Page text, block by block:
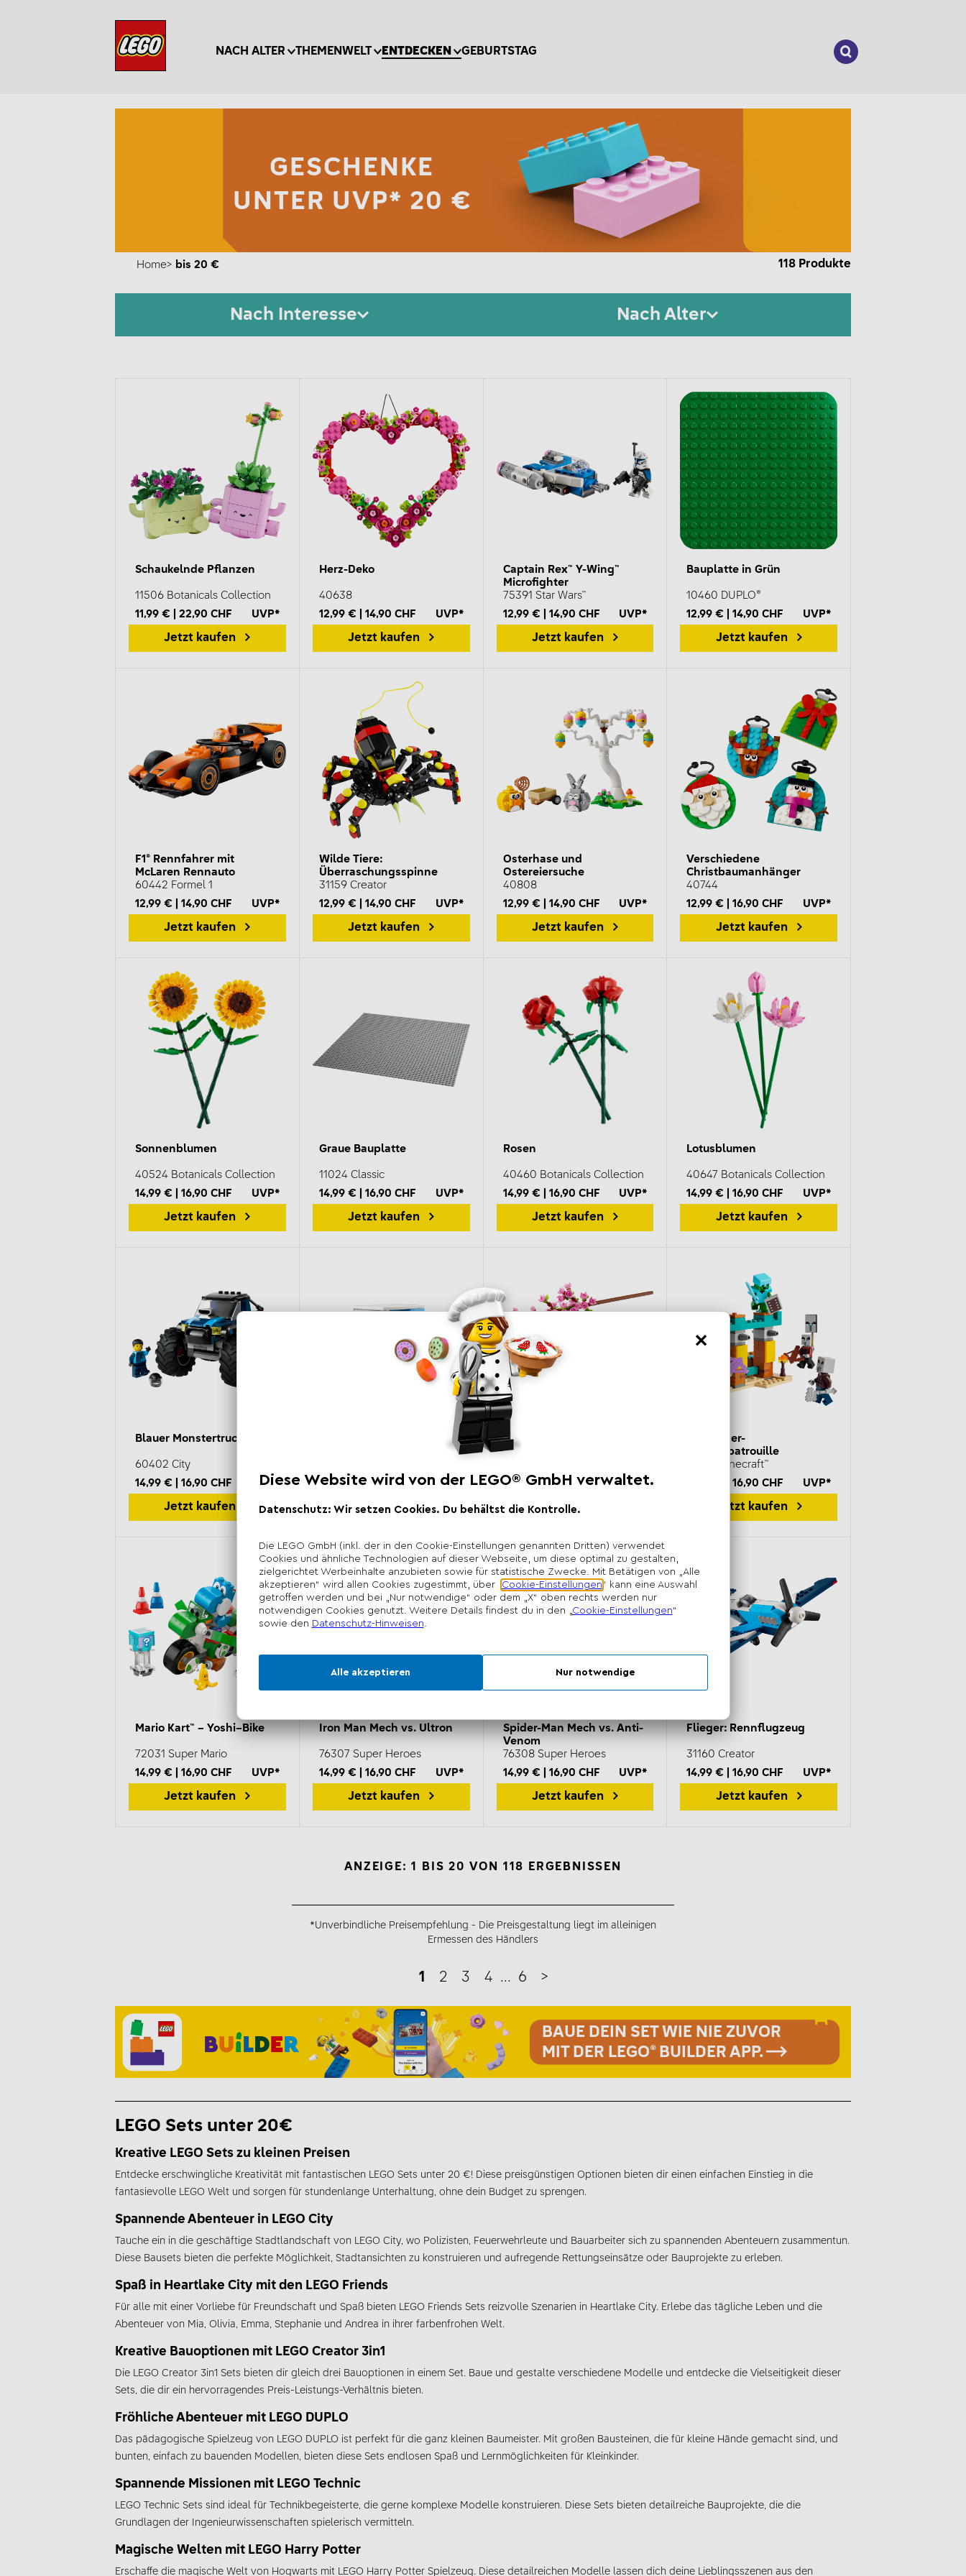
NACH ALTER THEMENWELT ENTDECKEN GEBURTSTAG
Suchen
GESCHENKE
UNTER UVP* 20 €
Home bis 20 € 118 Produkte
Nach Interesse Nach Alter
Schaukelnde Pflanzen
11506 Botanicals Collection
11,99 € | 22,90 CHF
UVP*
Jetzt kaufen
Herz-Deko
40638
12,99 € | 14,90 CHF
UVP*
Jetzt kaufen
Captain Rex™ Y-Wing™
Microfighter
75391 Star Wars™
12,99 € | 14,90 CHF
UVP*
Jetzt kaufen
Bauplatte in Grün
10460 DUPLO®
12,99 € | 14,90 CHF
UVP*
Jetzt kaufen
F1® Rennfahrer mit
McLaren Rennauto
60442 Formel 1
12,99 € | 14,90 CHF
UVP*
Jetzt kaufen
Wilde Tiere:
Überraschungsspinne
31159 Creator
12,99 € | 14,90 CHF
UVP*
Jetzt kaufen
Osterhase und
Ostereiersuche
40808
12,99 € | 14,90 CHF
UVP*
Jetzt kaufen
Verschiedene
Christbaumanhänger
40744
12,99 € | 16,90 CHF
UVP*
Jetzt kaufen
Sonnenblumen
40524 Botanicals Collection
14,99 € | 16,90 CHF
UVP*
Jetzt kaufen
Graue Bauplatte
11024 Classic
14,99 € | 16,90 CHF
UVP*
Jetzt kaufen
Rosen
40460 Botanicals Collection
14,99 € | 16,90 CHF
UVP*
Jetzt kaufen
Lotusblumen
40647 Botanicals Collection
14,99 € | 16,90 CHF
UVP*
Jetzt kaufen
Blauer Monstertruck
60402 City
14,99 € | 16,90 CHF
UVP*
Jetzt kaufen
14,99 € | 17,90 CHF
UVP*
Jetzt kaufen
Kirschblüten
14,99 € | 16,90 CHF
UVP*
Jetzt kaufen
Die Illager-
Wüstenpatrouille
21267 Minecraft™
14,99 € | 16,90 CHF
UVP*
Jetzt kaufen
Mario Kart™ – Yoshi–Bike
72031 Super Mario
14,99 € | 16,90 CHF
UVP*
Jetzt kaufen
Iron Man Mech vs. Ultron
76307 Super Heroes
14,99 € | 16,90 CHF
UVP*
Jetzt kaufen
Spider-Man Mech vs. Anti-
Venom
76308 Super Heroes
14,99 € | 16,90 CHF
UVP*
Jetzt kaufen
Flieger: Rennflugzeug
31160 Creator
14,99 € | 16,90 CHF
UVP*
Jetzt kaufen
ANZEIGE: 1 BIS 20 VON 118 ERGEBNISSEN
*Unverbindliche Preisempfehlung - Die Preisgestaltung liegt im alleinigen
Ermessen des Händlers
1 2 3 4 ... 6 >
BAUE DEIN SET WIE NIE ZUVOR
MIT DER LEGO® BUILDER APP.
LEGO Sets unter 20€
Kreative LEGO Sets zu kleinen Preisen
Entdecke erschwingliche Kreativität mit fantastischen LEGO Sets unter 20 €! Diese preisgünstigen Optionen bieten dir einen einfachen Einstieg in die
fantasievolle LEGO Welt und sorgen für stundenlange Unterhaltung, ohne dein Budget zu sprengen.
Spannende Abenteuer in LEGO City
Tauche ein in die geschäftige Stadtlandschaft von LEGO City, wo Polizisten, Feuerwehrleute und Bauarbeiter sich zu spannenden Abenteuern zusammentun.
Diese Bausets bieten die perfekte Möglichkeit, Stadtansichten zu konstruieren und aufregende Rettungseinsätze oder Bauprojekte zu erleben.
Spaß in Heartlake City mit den LEGO Friends
Für alle mit einer Vorliebe für Freundschaft und Spaß bieten LEGO Friends Sets reizvolle Szenarien in Heartlake City. Erlebe das tägliche Leben und die
Abenteuer von Mia, Olivia, Emma, Stephanie und Andrea in ihrer farbenfrohen Welt.
Kreative Bauoptionen mit LEGO Creator 3in1
Die LEGO Creator 3in1 Sets bieten dir gleich drei Bauoptionen in einem Set. Baue und gestalte verschiedene Modelle und entdecke die Vielseitigkeit dieser
Sets, die dir ein hervorragendes Preis-Leistungs-Verhältnis bieten.
Fröhliche Abenteuer mit LEGO DUPLO
Das pädagogische Spielzeug von LEGO DUPLO ist perfekt für die ganz kleinen Baumeister. Mit großen Bausteinen, die für kleine Hände gemacht sind, und
bunten, einfach zu bauenden Modellen, bieten diese Sets endlosen Spaß und Lernmöglichkeiten für Kleinkinder.
Spannende Missionen mit LEGO Technic
LEGO Technic Sets sind ideal für Technikbegeisterte, die gerne komplexe Modelle konstruieren. Diese Sets bieten detailreiche Bauprojekte, die die
Grundlagen der Ingenieurwissenschaften spielerisch vermitteln.
Magische Welten mit LEGO Harry Potter
Erschaffe die magische Welt von Hogwarts mit LEGO Harry Potter Spielzeug. Diese detailreichen Modelle lassen dich deine Lieblingsszenen aus den